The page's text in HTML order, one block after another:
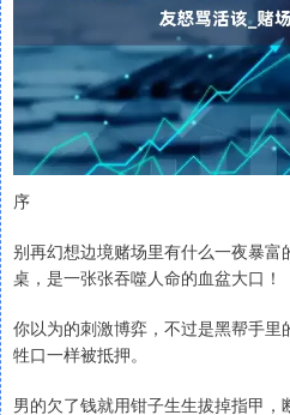
序
别再幻想边境赌场里有什么一夜暴
桌，是一张张吞噬人命的血盆大口！
你以为的刺激博弈，不过是黑帮手
牲口一样被抵押。
男的欠了钱就用钳子生生拔掉指甲